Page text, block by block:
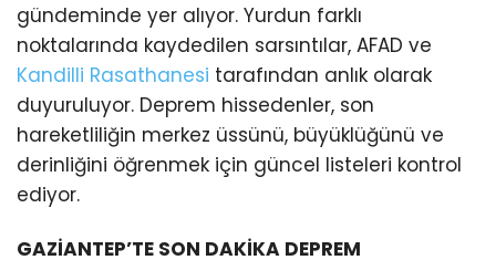
gündeminde yer alıyor. Yurdun farklı
noktalarında kaydedilen sarsıntılar, AFAD ve
Kandilli Rasathanesi tarafından anlık olarak
duyuruluyor. Deprem hissedenler, son
hareketliliğin merkez üssünü, büyüklüğünü ve
derinliğini öğrenmek için güncel listeleri kontrol
ediyor.
GAZİANTEP’TE SON DAKİKA DEPREM